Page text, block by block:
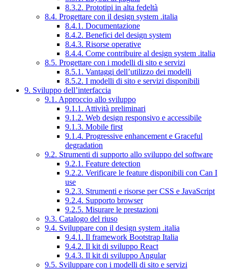
8.3.2. Prototipi in alta fedeltà
8.4. Progettare con il design system .italia
8.4.1. Documentazione
8.4.2. Benefici del design system
8.4.3. Risorse operative
8.4.4. Come contribuire al design system .italia
8.5. Progettare con i modelli di sito e servizi
8.5.1. Vantaggi dell’utilizzo dei modelli
8.5.2. I modelli di sito e servizi disponibili
9. Sviluppo dell’interfaccia
9.1. Approccio allo sviluppo
9.1.1. Attività preliminari
9.1.2. Web design responsivo e accessibile
9.1.3. Mobile first
9.1.4. Progressive enhancement e Graceful
degradation
9.2. Strumenti di supporto allo sviluppo del software
9.2.1. Feature detection
9.2.2. Verificare le feature disponibili con Can I
use
9.2.3. Strumenti e risorse per CSS e JavaScript
9.2.4. Supporto browser
9.2.5. Misurare le prestazioni
9.3. Catalogo del riuso
9.4. Sviluppare con il design system .italia
9.4.1. Il framework Bootstrap Italia
9.4.2. Il kit di sviluppo React
9.4.3. Il kit di sviluppo Angular
9.5. Sviluppare con i modelli di sito e servizi